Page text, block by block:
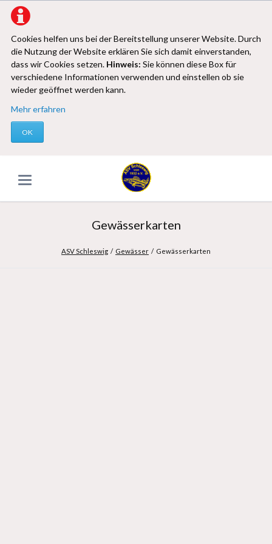
Cookies helfen uns bei der Bereitstellung unserer Website. Durch
die Nutzung der Website erklären Sie sich damit einverstanden,
dass wir Cookies setzen. Hinweis: Sie können diese Box für
verschiedene Informationen verwenden und einstellen ob sie
wieder geöffnet werden kann.
Mehr erfahren
OK
Gewässerkarten
ASV Schleswig Gewässer Gewässerkarten